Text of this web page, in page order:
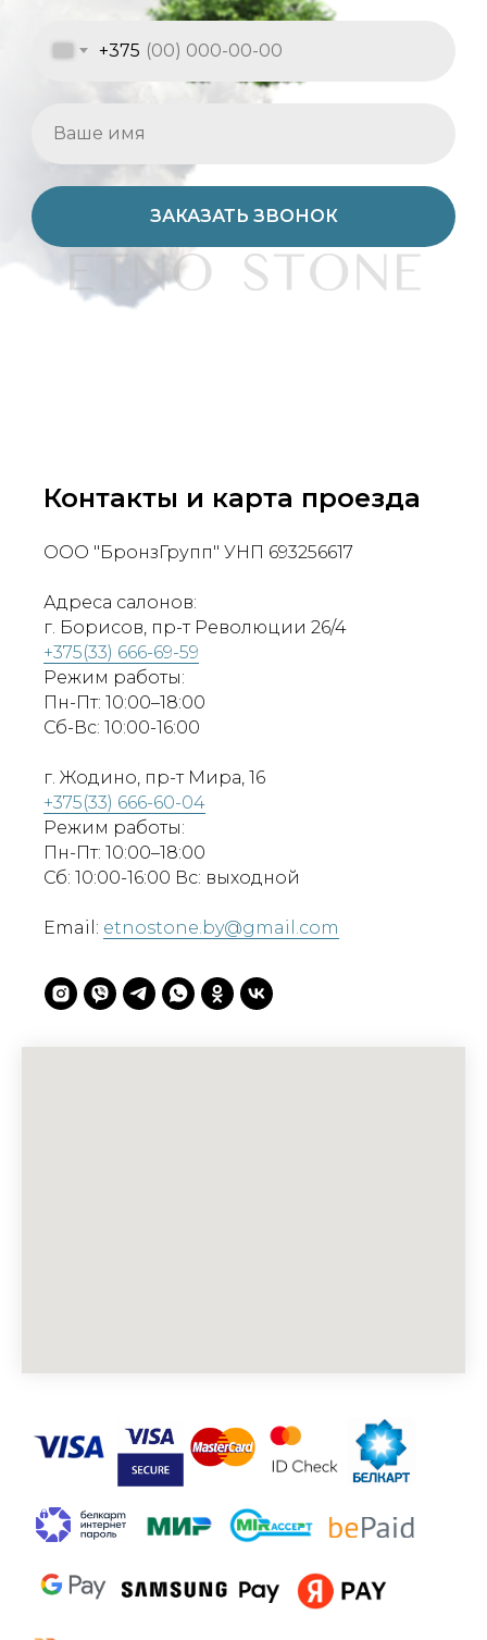
+375
ЗАКАЗАТЬ ЗВОНОК
Контакты и карта проезда
ООО "БронзГрупп" УНП 693256617
Адреса салонов:
г. Борисов, пр-т Революции 26/4
+375(33) 666-69-59
Режим работы:
Пн-Пт: 10:00–18:00
Сб-Вс: 10:00-16:00
г. Жодино, пр-т Мира, 16
+375(33) 666-60-04
Режим работы:
Пн-Пт: 10:00–18:00
Сб: 10:00-16:00 Вс: выходной
Email: etnostone.by@gmail.com